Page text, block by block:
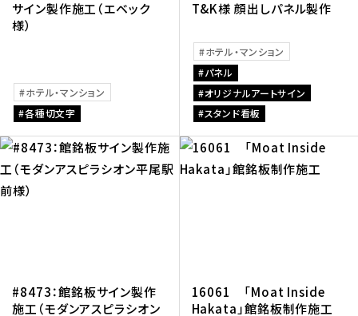
サイン製作施工（エベック
様）
ホテル・マンション
各種切文字
T&K様 顔出しパネル製作
ホテル・マンション
パネル
オリジナルアートサイン
スタンド看板
#8473：館銘板サイン製作
施工（モダンアスピラシオン
16061 「Moat Inside
Hakata」館銘板制作施工